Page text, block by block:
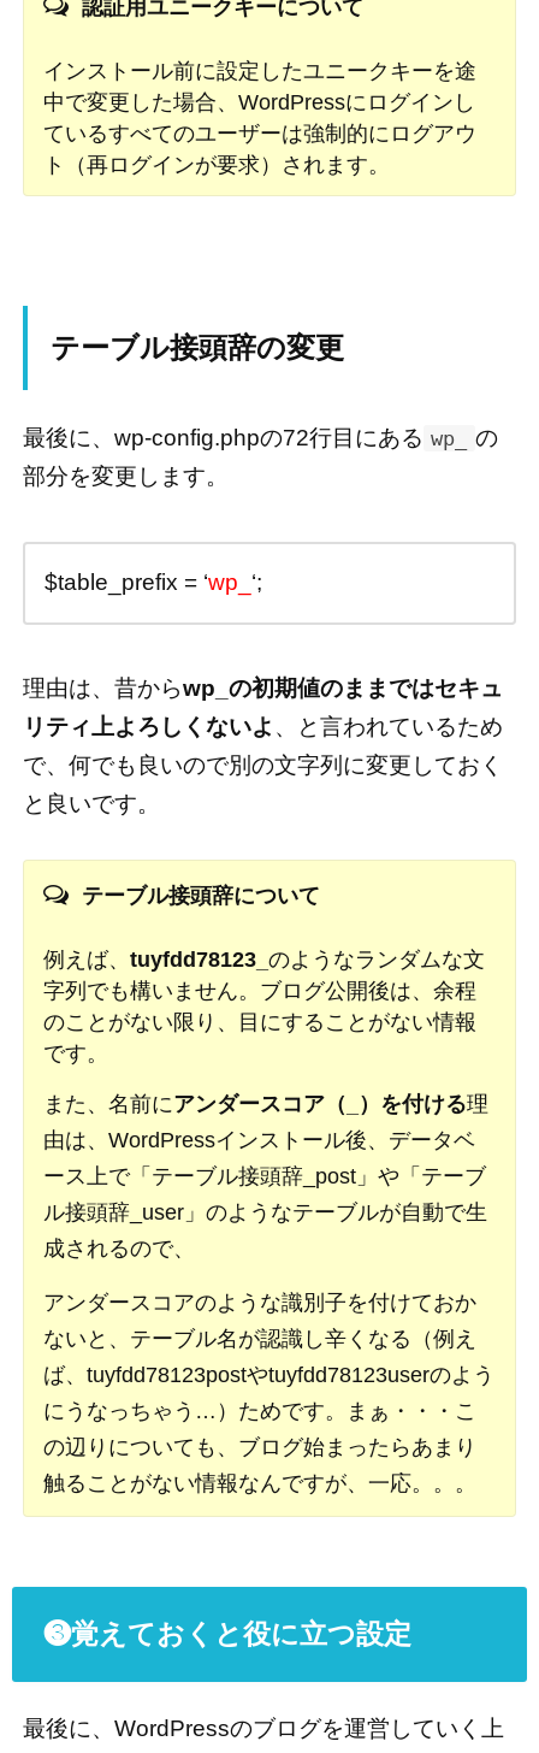
認証用ユニークキーについて
インストール前に設定したユニークキーを途
中で変更した場合、WordPressにログインし
ているすべてのユーザーは強制的にログアウ
ト（再ログインが要求）されます。
テーブル接頭辞の変更
最後に、wp-config.phpの72行目にある wp_
の
部分を変更します。
$table_prefix = ‘wp_ ‘;
理由は、昔からwp_の初期値のままではセキュ
リティ上よろしくないよ 、と言われているため
で、何でも良いので別の文字列に変更しておく
と良いです。
テーブル接頭辞について
例えば、tuyfdd78123_のようなランダムな文
字列でも構いません。ブログ公開後は、余程
のことがない限り、目にすることがない情報
です。
また、名前にアンダースコア（_）を付ける理
由は、WordPressインストール後、データベ
ース上で「テーブル接頭辞_post」や「テーブ
ル接頭辞_user」のようなテーブルが自動で生
成されるので、
アンダースコアのような識別子を付けておか
ないと、テーブル名が認識し辛くなる（例え
ば、tuyfdd78123postやtuyfdd78123userのよう
にうなっちゃう…）ためです。まぁ・・・こ
の辺りについても、ブログ始まったらあまり
触ることがない情報なんですが、一応。。。
❸覚えておくと役に立つ設定
最後に、WordPressのブログを運営していく上